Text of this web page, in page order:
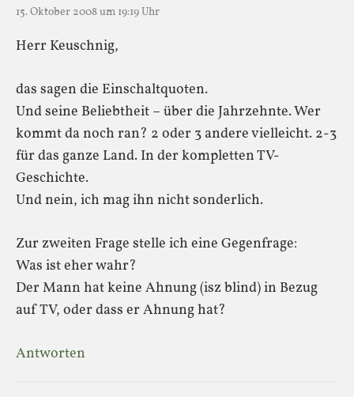
15. Oktober 2008 um 19:19 Uhr
Herr Keuschnig,
das sagen die Einschaltquoten.
Und seine Beliebtheit – über die Jahrzehnte. Wer
kommt da noch ran? 2 oder 3 andere vielleicht. 2-3
für das ganze Land. In der kompletten TV-
Geschichte.
Und nein, ich mag ihn nicht sonderlich.
Zur zweiten Frage stelle ich eine Gegenfrage:
Was ist eher wahr?
Der Mann hat keine Ahnung (isz blind) in Bezug
auf TV, oder dass er Ahnung hat?
Antworten